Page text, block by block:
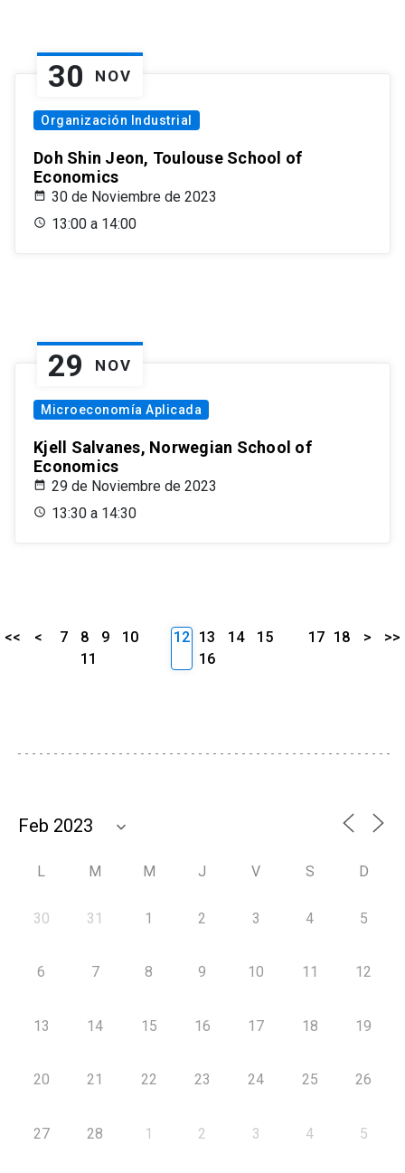
30 NOV
Organización Industrial
Doh Shin Jeon, Toulouse School of
Economics
30 de Noviembre de 2023
13:00 a 14:00
29 NOV
Microeconomía Aplicada
Kjell Salvanes, Norwegian School of
Economics
29 de Noviembre de 2023
13:30 a 14:30
<< < 7 8 9
10
11
12 13 14
15
16
17 18 > >>
L M M J V S D
30 31 1 2 3 4 5
6 7 8 9 10 11 12
13 14 15 16 17 18 19
20 21 22 23 24 25 26
27 28 1 2 3 4 5